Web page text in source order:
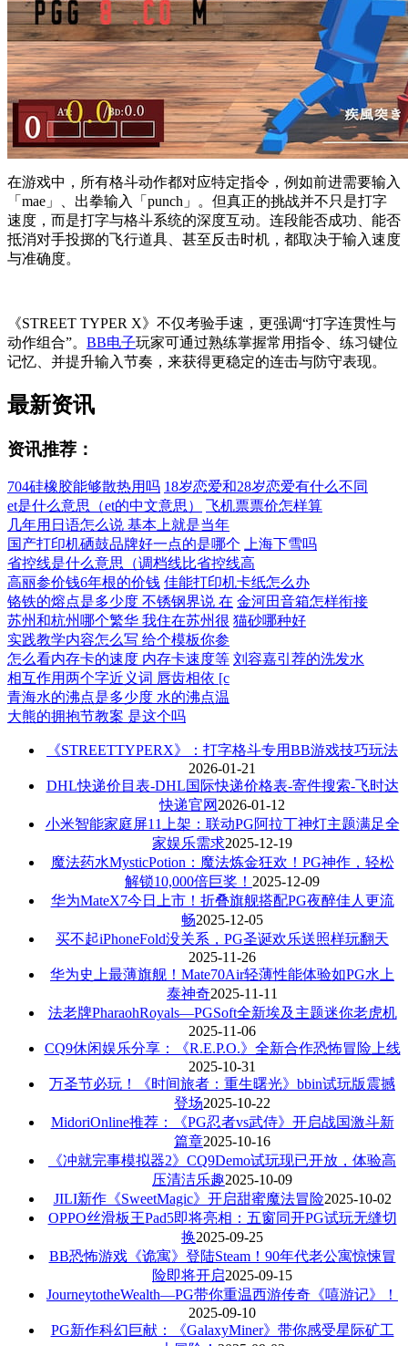
在游戏中，所有格斗动作都对应特定指令，例如前进需要输入
「mae」、出拳输入「punch」。但真正的挑战并不只是打字
速度，而是打字与格斗系统的深度互动。连段能否成功、能否
抵消对手投掷的飞行道具、甚至反击时机，都取决于输入速度
与准确度。
《STREET TYPER X》不仅考验手速，更强调“打字连贯性与
动作组合”。 BB电子玩家可通过熟练掌握常用指令、练习键位
记忆、并提升输入节奏，来获得更稳定的连击与防守表现。
最新资讯
资讯推荐：
704硅橡胶能够散热用吗 18岁恋爱和28岁恋爱有什么不同
et是什么意思（et的中文意思）
飞机票票价怎样算
几年用日语怎么说 基本上就是当年
国产打印机硒鼓品牌好一点的是哪个 上海下雪吗
省控线是什么意思（调档线比省控线高
高丽参价钱6年根的价钱 佳能打印机卡纸怎么办
铬铁的熔点是多少度 不锈钢界说 在 金河田音箱怎样衔接
苏州和杭州哪个繁华 我住在苏州很 猫砂哪种好
实践教学内容怎么写 给个模板你参
怎么看内存卡的速度 内存卡速度等 刘容嘉引荐的洗发水
相互作用两个字近义词 唇齿相依 [c
青海水的沸点是多少度 水的沸点温
大熊的拥抱节教案 是这个吗
《STREETTYPERX》：打字格斗专用BB游戏技巧玩法
2026-01-21
DHL快递价目表-DHL国际快递价格表-寄件搜索-飞时达
快递官网2026-01-12
小米智能家庭屏11上架：联动PG阿拉丁神灯主题满足全
家娱乐需求2025-12-19
魔法药水MysticPotion：魔法炼金狂欢！PG神作，轻松
解锁10,000倍巨奖！ 2025-12-09
华为MateX7今日上市！折叠旗舰搭配PG夜醉佳人更流
畅2025-12-05
买不起iPhoneFold没关系，PG圣诞欢乐送照样玩翻天
2025-11-26
华为史上最薄旗舰！Mate70Air轻薄性能体验如PG水上
泰神奇2025-11-11
法老牌PharaohRoyals—PGSoft全新埃及主题迷你老虎机
2025-11-06
CQ9休闲娱乐分享：《R.E.P.O.》全新合作恐怖冒险上线
2025-10-31
万圣节必玩！《时间旅者：重生曙光》bbin试玩版震撼
登场2025-10-22
MidoriOnline推荐：《PG忍者vs武侍》开启战国激斗新
篇章2025-10-16
《冲就完事模拟器2》CQ9Demo试玩现已开放，体验高
压清洁乐趣2025-10-09
JILI新作《SweetMagic》开启甜蜜魔法冒险2025-10-02
OPPO丝滑板王Pad5即将亮相：五窗同开PG试玩无缝切
换2025-09-25
BB恐怖游戏《诡寓》登陆Steam！90年代老公寓惊悚冒
险即将开启2025-09-15
JourneytotheWealth—PG带你重温西游传奇《嘻游记》！
2025-09-10
PG新作科幻巨献：《GalaxyMiner》带你感受星际矿工